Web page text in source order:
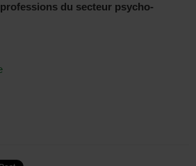
du secteur psycho-